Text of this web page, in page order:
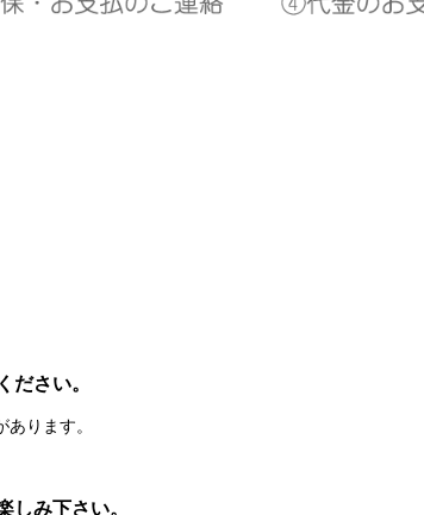
さい。
ります。
み下さい。